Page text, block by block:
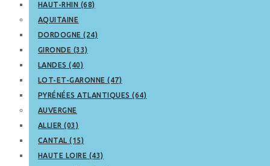
HAUT-RHIN (68)
AQUITAINE
DORDOGNE (24)
GIRONDE (33)
LANDES (40)
LOT-ET-GARONNE (47)
PYRÉNÉES ATLANTIQUES (64)
AUVERGNE
ALLIER (03)
CANTAL (15)
HAUTE LOIRE (43)